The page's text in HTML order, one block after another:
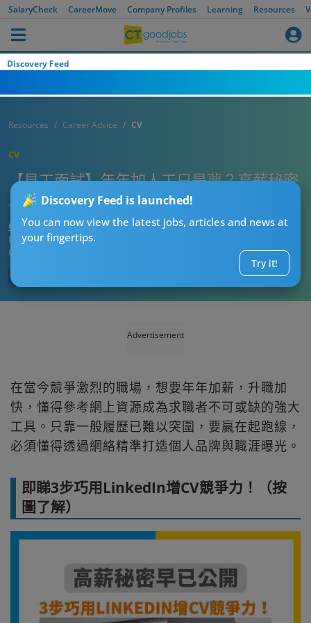
SalaryCheck CareerMove Company Profiles Learning Resources
Discovery Feed
Discovery Feed is launched!
You can now view the latest jobs, articles and news at
your fingertips.
Try it!
Resources Career Advice CV
CV
【見工面試】年年加人工只是夢？高薪秘密
早已公開 3步巧用LinkedIn增CV競爭力！
CT熱話管理員
Published:2025-09-18 23:15
Updated:
Advertisement
在當今競爭激烈的職場，想要年年加薪，升職加
快，懂得參考網上資源成為求職者不可或缺的強大
工具。只靠一般履歷已難以突圍，要贏在起跑線，
必須懂得透過網絡精準打造個人品牌與職涯曝光。
即睇3步巧用LinkedIn增CV競爭力！（按
圖了解）